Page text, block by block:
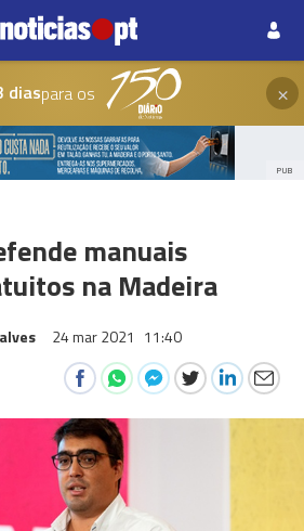
diaspara os ×
PUB
manuais
na Madeira
24 mar 2021 11:40